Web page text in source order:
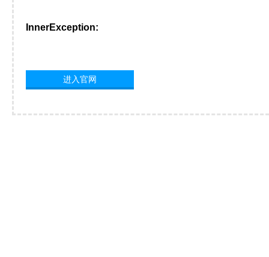
InnerException:
进入官网